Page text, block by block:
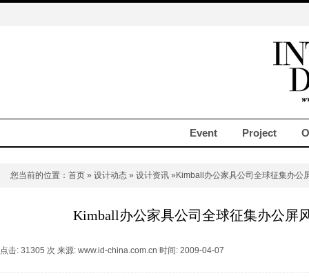
Event Project
您当前的位置： 首页 » 设计动态 » 设计资讯 »Kimball办公家具公司全球征集办公
Kimball办公家具公司全球征集办公屏
点击: 31305 次 来源: www.id-china.com.cn 时间: 2009-04-07